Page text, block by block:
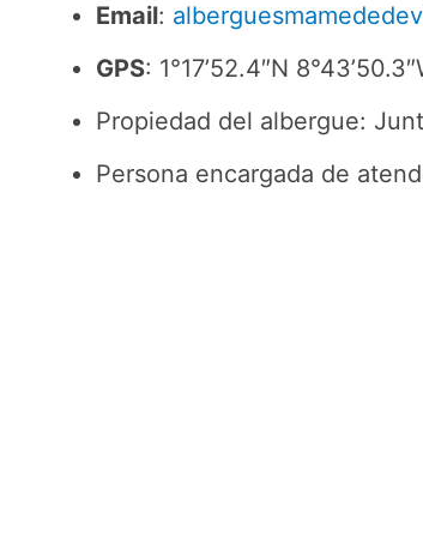
Email:
GPS: 1°17’52.4″N
Propiedad del albergue:
Persona encargada de